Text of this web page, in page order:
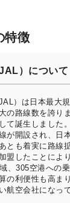
特徴
）について
）は日本最大
の路線数を誇り
て誕生しました
が開設され、日
とも着実に路線
盟したことによ
、305空港への
の利便性も高ま
航空会社になっ